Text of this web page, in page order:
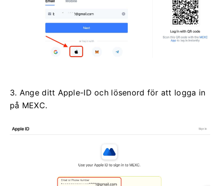
3. Ange ditt Apple-ID och lösenord för att logga in
på MEXC.